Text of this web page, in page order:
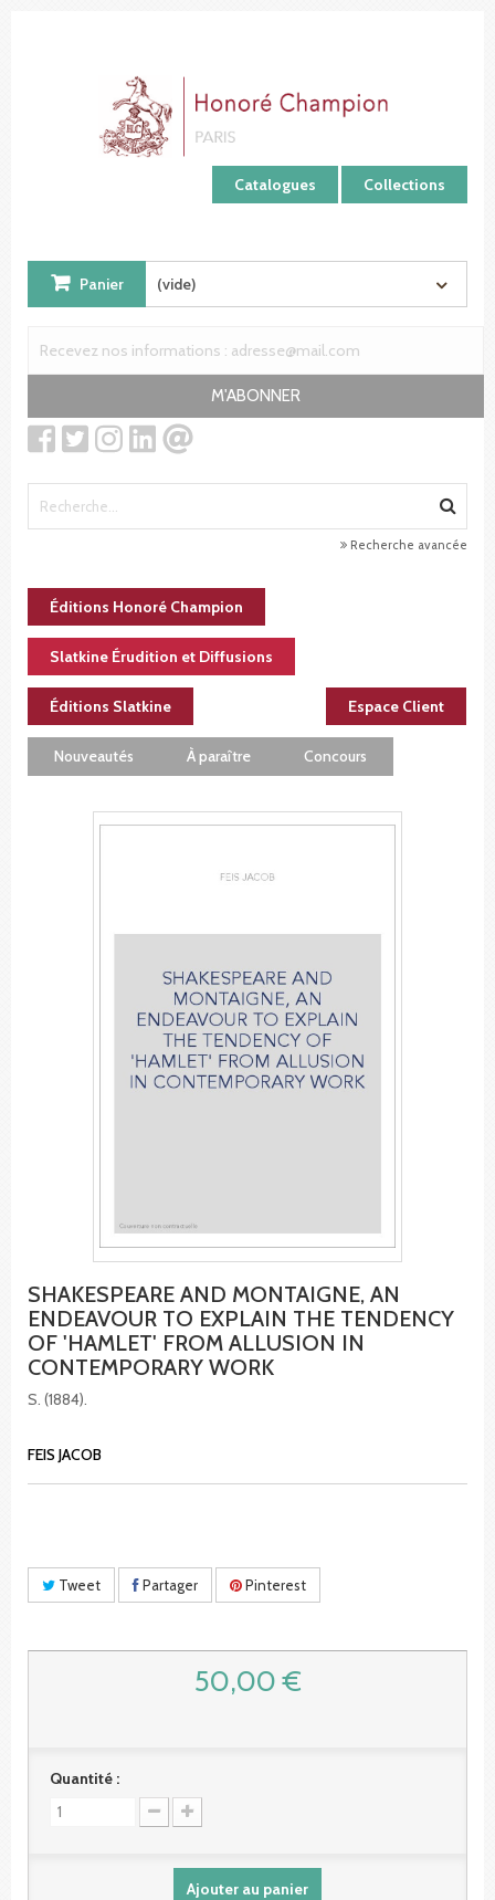
Catalogues Collections
Panier (vide)
M'ABONNER
Recherche avancée
Éditions Honoré Champion
Slatkine Érudition et Diffusions
Éditions Slatkine Espace Client
Nouveautés À paraître Concours
SHAKESPEARE AND MONTAIGNE, AN
ENDEAVOUR TO EXPLAIN THE TENDENCY
OF 'HAMLET' FROM ALLUSION IN
CONTEMPORARY WORK
S. (1884).
FEIS JACOB
Tweet Partager Pinterest
50,00 €
Quantité :
Ajouter au panier